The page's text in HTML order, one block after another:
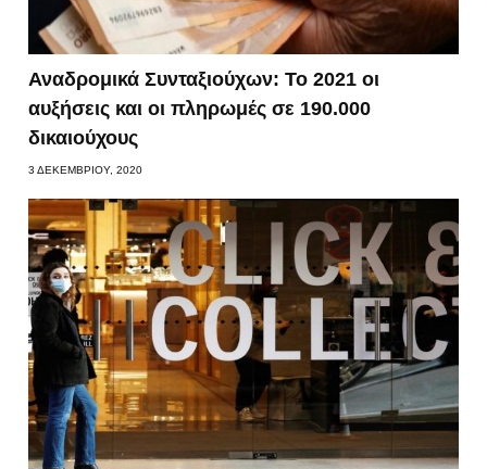
Αναδρομικά Συνταξιούχων: Το 2021 οι
αυξήσεις και οι πληρωμές σε 190.000
δικαιούχους
3 ΔΕΚΕΜΒΡΊΟΥ, 2020